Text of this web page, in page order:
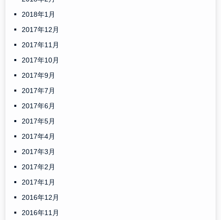
2018年1月
2017年12月
2017年11月
2017年10月
2017年9月
2017年7月
2017年6月
2017年5月
2017年4月
2017年3月
2017年2月
2017年1月
2016年12月
2016年11月